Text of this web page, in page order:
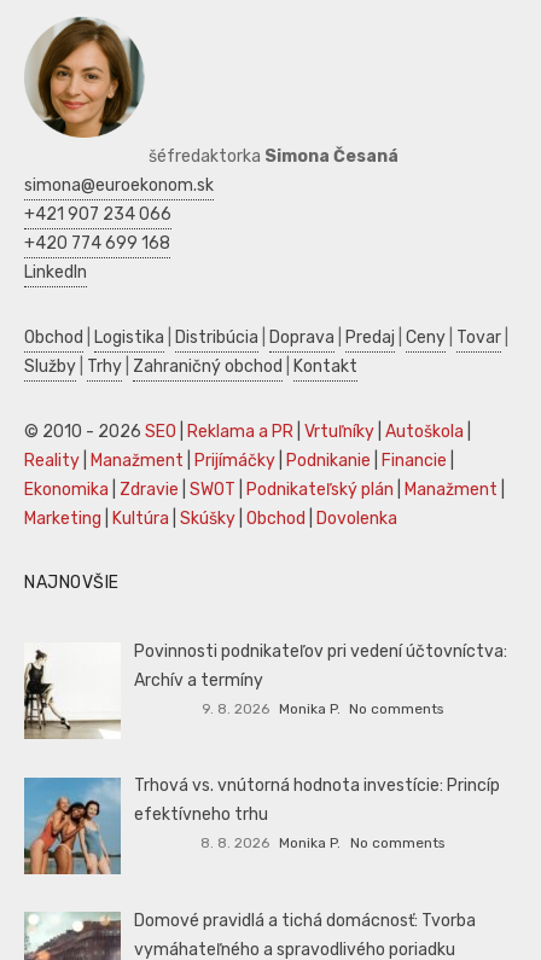
šéfredaktorka Simona Česaná
simona@euroekonom.sk
+421 907 234 066
+420 774 699 168
LinkedIn
Obchod Logistika Distribúcia Doprava Predaj Ceny Tovar
Služby Trhy Zahraničný obchod Kontakt
© 2010 - 2026 SEO Reklama a PR Vrtuľníky Autoškola
Reality
Manažment Prijímáčky Podnikanie Financie
Ekonomika
Zdravie SWOT Podnikateľský plán Manažment
Marketing
Kultúra Skúšky Obchod Dovolenka
NAJNOVŠIE
Povinnosti podnikateľov pri vedení účtovníctva:
Archív a termíny
9. 8. 2026 Monika P. No comments
Trhová vs. vnútorná hodnota investície: Princíp
efektívneho trhu
8. 8. 2026 Monika P. No comments
Domové pravidlá a tichá domácnosť: Tvorba
vymáhateľného a spravodlivého poriadku